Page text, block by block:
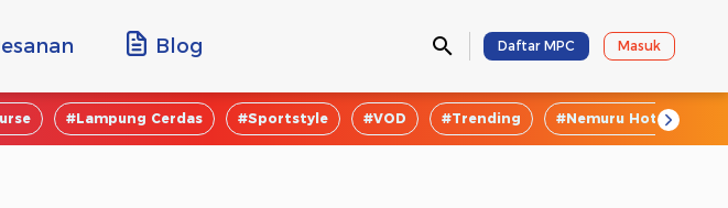
Blog Daftar MPC Masuk
#Lampung Cerdas #Sportstyle #VOD #Trending #Nemuru Hotel